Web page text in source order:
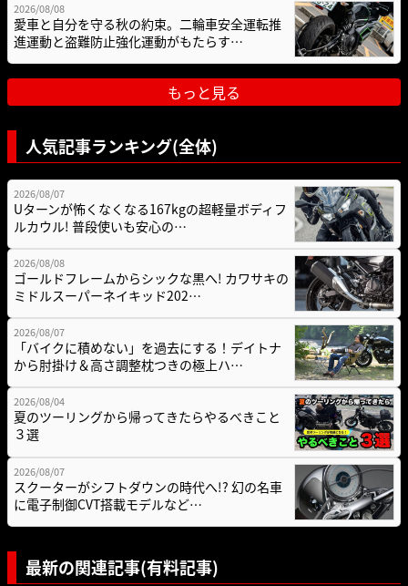
2026/08/08
愛車と自分を守る秋の約束。二輪車安全運転推
進運動と盗難防止強化運動がもたらす…
もっと見る
人気記事ランキング(全体)
2026/08/07
Uターンが怖くなくなる167kgの超軽量ボディフ
ルカウル! 普段使いも安心の…
2026/08/08
ゴールドフレームからシックな黒へ! カワサキの
ミドルスーパーネイキッド202…
2026/08/07
「バイクに積めない」を過去にする！デイトナ
から肘掛け＆高さ調整枕つきの極上ハ…
2026/08/04
夏のツーリングから帰ってきたらやるべきこと
３選
2026/08/07
スクーターがシフトダウンの時代へ!? 幻の名車
に電子制御CVT搭載モデルなど…
最新の関連記事(有料記事)